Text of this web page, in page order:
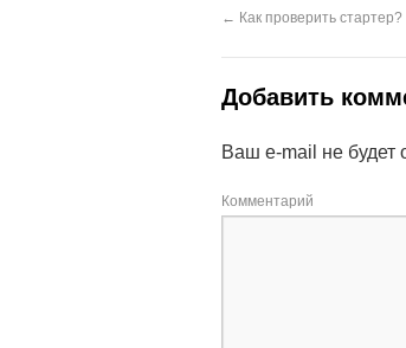
← Как проверить стартер?
Добавить
Ваш e-mail не будет
Комментарий